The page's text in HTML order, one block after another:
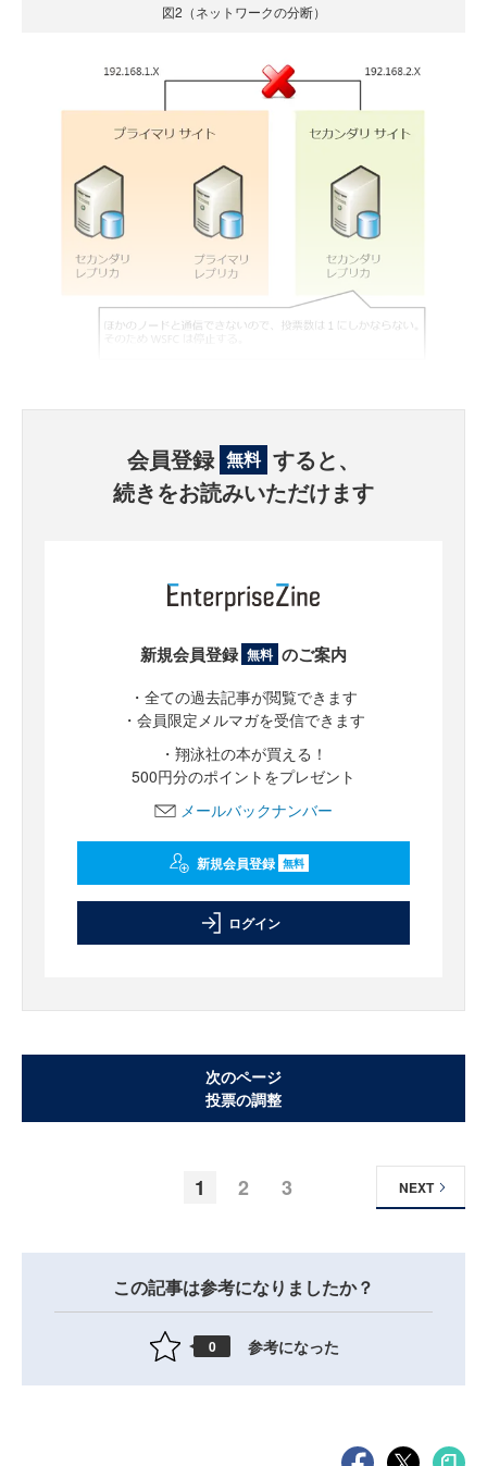
図2（ネットワークの分断）
会員登録 無料 すると、
続きをお読みいただけます
新規会員登録 無料 のご案内
・全ての過去記事が閲覧できます
・会員限定メルマガを受信できます
・翔泳社の本が買える！
500円分のポイントをプレゼント
メールバックナンバー
新規会員登録 無料
ログイン
次のページ
投票の調整
1 2 3 NEXT
この記事は参考になりましたか？
0 参考になった